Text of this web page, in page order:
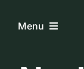
InhaltMenu